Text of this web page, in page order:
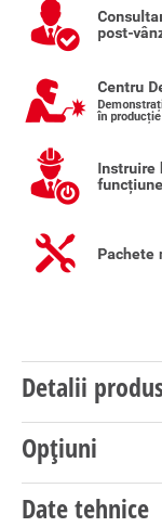
Detalii
Opțiuni
Date tehnice